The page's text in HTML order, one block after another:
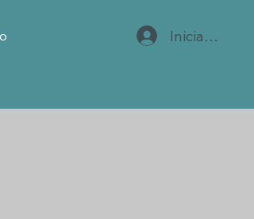
Iniciar sesión